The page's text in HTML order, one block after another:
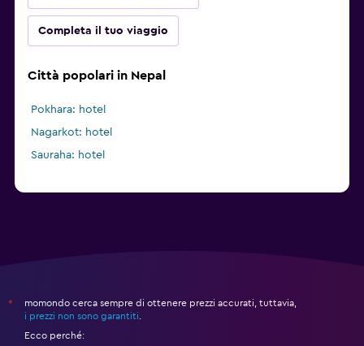
Completa il tuo viaggio
Città popolari in Nepal
Pokhara: hotel
Nagarkot: hotel
Sauraha: hotel
*
momondo cerca sempre di ottenere prezzi accurati, tuttavia,
i prezzi non sono garantiti
Ecco perché: